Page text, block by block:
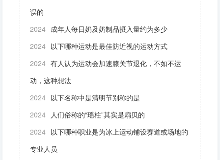
误的
2024 成年人每日奶及奶制品摄入量约为多少
2024 以下哪种运动是最佳防近视的运动方式
2024 有人认为运动会加速膝关节退化，不如不运
动，这种想法
2024 以下名称中是清明节别称的是
2024
人们俗称的“瑶柱”其实是扇贝的
2024 以下哪种职业是为冰上运动铺设赛道或场地的
专业人员